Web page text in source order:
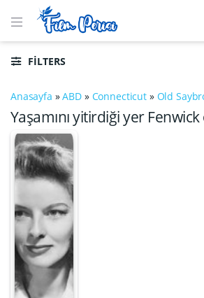
FILTERS
Anasayfa »ABD » Connecticut » Old
Yaşamını yitirdiği yer